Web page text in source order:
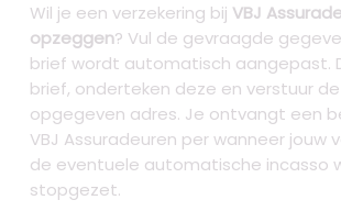
Wil je een verzekering bij VBJ
opzeggen? Vul de gevraagde
brief wordt automatisch aangepast.
brief, onderteken deze en verstuur
opgegeven adres. Je ontvangt een
VBJ Assuradeuren per wanneer jouw
de eventuele automatische incasso
stopgezet.